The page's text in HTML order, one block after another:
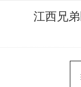
江西兄